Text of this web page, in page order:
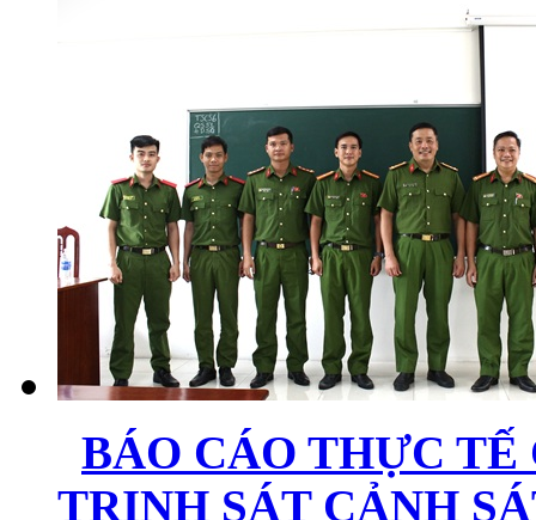
BÁO CÁO THỰC
TRINH SÁT CẢNH